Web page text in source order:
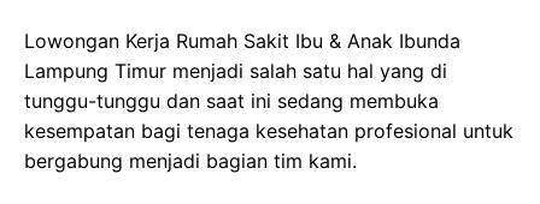
Lowongan Kerja Rumah Sakit Ibu & Anak Ibunda
Lampung Timur menjadi salah satu hal yang di
tunggu-tunggu dan saat ini sedang membuka
kesempatan bagi tenaga kesehatan profesional untuk
bergabung menjadi bagian tim kami.